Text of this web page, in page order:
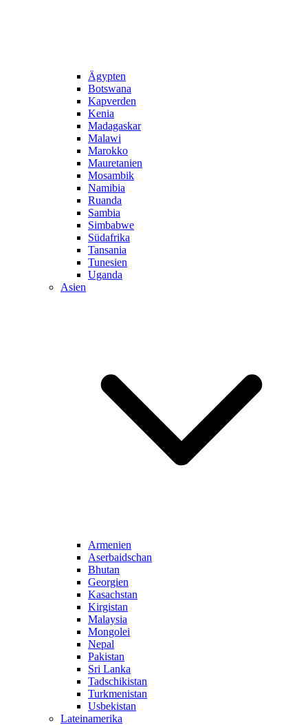
Ägypten
Botswana
Kapverden
Kenia
Madagaskar
Malawi
Marokko
Mauretanien
Mosambik
Namibia
Ruanda
Sambia
Simbabwe
Südafrika
Tansania
Tunesien
Uganda
Asien
Armenien
Aserbaidschan
Bhutan
Georgien
Kasachstan
Kirgistan
Malaysia
Mongolei
Nepal
Pakistan
Sri Lanka
Tadschikistan
Turkmenistan
Usbekistan
Lateinamerika